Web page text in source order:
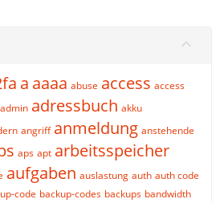
a aaaa abuse access access
admin adressbuch akku
angriff anmeldung anstehende
aps apt arbeitsspeicher
aufgaben auslastung auth auth code
code backup-codes backups bandwidth